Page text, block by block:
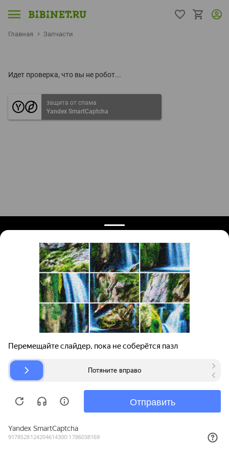
Главная Запчасти
Идет проверка, что вы не робот...
защита от спама
Yandex SmartCaptcha
Поиск запчастей
Для автокомпаний
Авторазборки
О проекте
Помощь
Карта сайта
© bibinet.ru - система поиска запчастей,
Copyright 2010-2026 Все права защищены